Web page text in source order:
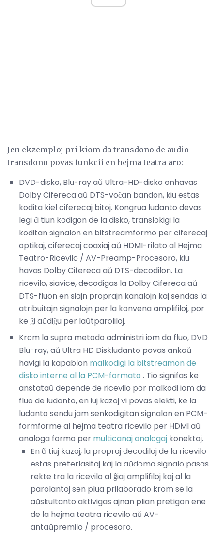
Jen ekzemploj pri kiom da transdono de audio-
transdono povas funkcii en hejma teatra aro:
DVD-disko, Blu-ray aŭ Ultra-HD-disko enhavas
Dolby Cifereca aŭ DTS-voĉan bandon, kiu estas
kodita kiel ciferecaj bitoj. Kongrua ludanto devas
legi ĉi tiun kodigon de la disko, translokigi la
koditan signalon en bitstreamformo per ciferecaj
optikaj, ciferecaj coaxiaj aŭ HDMI-rilato al Hejma
Teatro-Ricevilo / AV-Preamp-Procesoro, kiu
havas Dolby Cifereca aŭ DTS-decodilon. La
ricevilo, siavice, decodigas la Dolby Cifereca aŭ
DTS-fluon en siajn proprajn kanalojn kaj sendas la
atribuitajn signalojn per la konvena amplifiloj, por
ke ĝi aŭdiĝu per laŭtparoliloj.
Krom la supra metodo administri iom da fluo, DVD
Blu-ray, aŭ Ultra HD Diskludanto povas ankaŭ
havigi la kapablon malkodigi la bitstreamon de
disko interne al la PCM-formato . Tio signifas ke
anstataŭ depende de ricevilo por malkodi iom da
fluo de ludanto, en iuj kazoj vi povas elekti, ke la
ludanto sendu jam senkodigitan signalon en PCM-
formforme al hejma teatra ricevilo per HDMI aŭ
analoga formo per multicanaj analogaj konektoj.
En ĉi tiuj kazoj, la propraj decodiloj de la ricevilo
estas preterlasitaj kaj la aŭdoma signalo pasas
rekte tra la ricevilo al ĝiaj amplifiloj kaj al la
parolantoj sen plua prilaborado krom se la
aŭskultanto aktivigas ajnan plian pretigon ene
de la hejma teatra ricevilo aŭ AV-
antaŭpremilo / procesoro.